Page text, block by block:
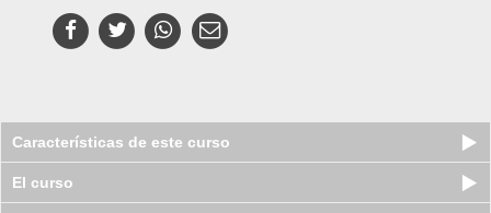
Características de este curso
El curso